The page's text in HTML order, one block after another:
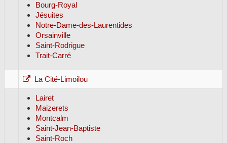
Bourg-Royal
Jésuites
Notre-Dame-des-Laurentides
Orsainville
Saint-Rodrigue
Trait-Carré
La Cité-Limoilou
Lairet
Maizerets
Montcalm
Saint-Jean-Baptiste
Saint-Roch